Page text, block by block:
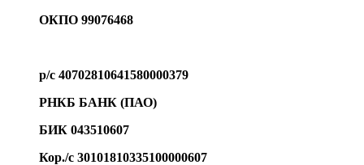
ОКПО 99076468
р/с 40702810641580000379
РНКБ БАНК (ПАО)
БИК 043510607
Кор./с 30101810335100000607